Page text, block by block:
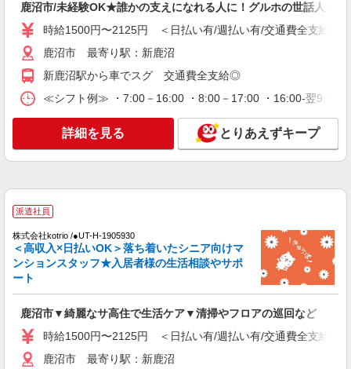
キープ 詳細を見る
派遣社員
株式会社kotrio /●UT-H-2010102
鹿沼市＊少人数グルホで利用者さんと家事や掃
時給1500円〜2125円 ＜日払い有/週払い有/交
通費全支給(ガソリン代含む)＞
鹿沼市 最寄り駅：新鹿沼
派遣社員
株式会社kotrio /●UT-H-2066950
鹿沼市＊グループホームSTAFF＊経験不問◎
通費全支給(ガソリン代含む)＞
鹿沼市 最寄り駅：新鹿沼
鹿沼市/未経験OK★誰かの支えになれる人に！グルホの世話人♪
時給1500円〜2125円 ＜日払い有/週払い有/交通費全支給(ガ
鹿沼市 最寄り駅：新鹿沼
新鹿沼駅から車でスグ 交通費全支給◎
≪シフト例≫ ・7:00－16:00 ・8:00－17:00 ・16:00-翌9:00
詳細を見る とりあえずキープ
派遣社員
株式会社kotrio /●UT-H-1905930
＜高収入×日払いOK＞落ち着いたシニア向けマ
ンションスタッフ★入居者様の生活相談やサポ
ート
鹿沼市▼綺麗なサ高住で生活ケア▼清掃やフロアの巡回など
時給1500円〜2125円 ＜日払い有/週払い有/交通費全支給(ガ
鹿沼市 最寄り駅：新鹿沼